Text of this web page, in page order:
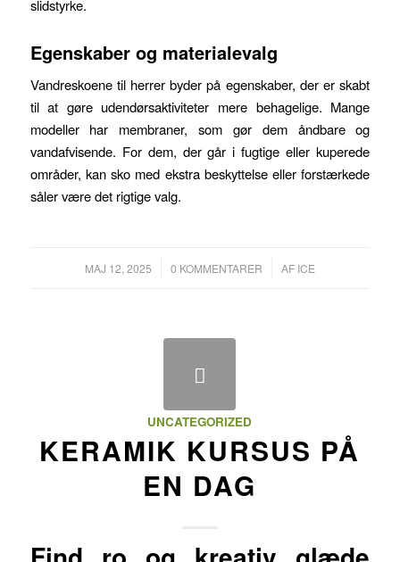
slidstyrke.
Egenskaber og materialevalg
Vandreskoene til herrer byder på egenskaber, der er skabt
til at gøre udendørsaktiviteter mere behagelige. Mange
modeller har membraner, som gør dem åndbare og
vandafvisende. For dem, der går i fugtige eller kuperede
områder, kan sko med ekstra beskyttelse eller forstærkede
såler være det rigtige valg.
MAJ 12, 2025
/ 0 KOMMENTARER
/ AF ICE
UNCATEGORIZED
KERAMIK KURSUS PÅ
EN DAG